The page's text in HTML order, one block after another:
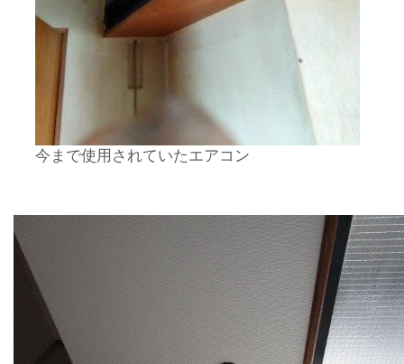
今まで使用されていたエアコン